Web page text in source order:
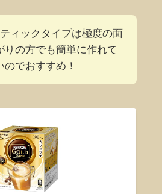
ィックタイプは極度の面
りの方でも簡単に作れて
のでおすすめ！